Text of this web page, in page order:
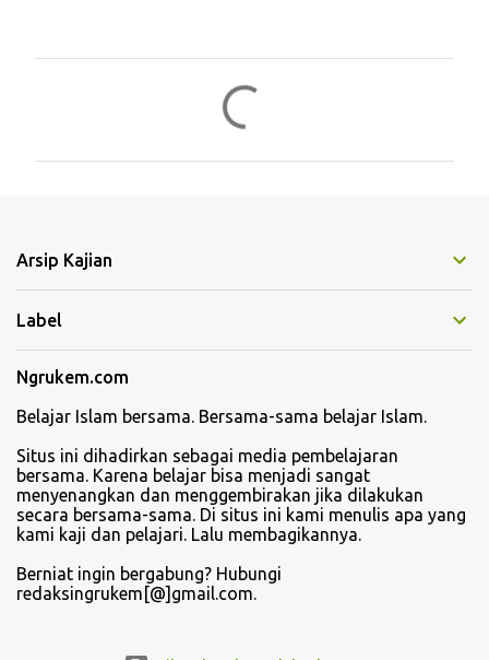
Arsip Kajian
Label
Ngrukem.com
Belajar Islam bersama. Bersama-sama belajar Islam.
Situs ini dihadirkan sebagai media pembelajaran
bersama. Karena belajar bisa menjadi sangat
menyenangkan dan menggembirakan jika dilakukan
secara bersama-sama. Di situs ini kami menulis apa yang
kami kaji dan pelajari. Lalu membagikannya.
Berniat ingin bergabung? Hubungi
redaksingrukem[@]gmail.com.